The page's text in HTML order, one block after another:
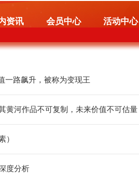
资讯 会员中心 活动中心
一路飙升，被称为变现王
黄河作品不可复制，未来价值不可估量
）
度分析